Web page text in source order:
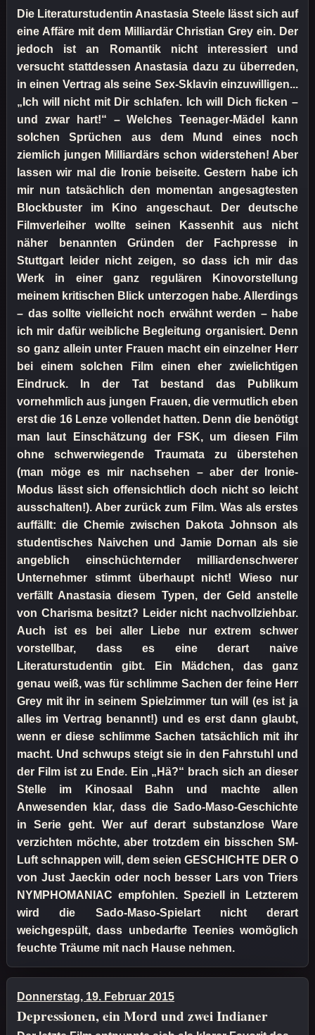
Die Literaturstudentin Anastasia Steele lässt sich auf
eine Affäre mit dem Milliardär Christian Grey ein. Der
jedoch ist an Romantik nicht interessiert und
versucht stattdessen Anastasia dazu zu überreden,
in einen Vertrag als seine Sex-Sklavin einzuwilligen...
„Ich will nicht mit Dir schlafen. Ich will Dich ficken –
und zwar hart!“ – Welches Teenager-Mädel kann
solchen Sprüchen aus dem Mund eines noch
ziemlich jungen Milliardärs schon widerstehen! Aber
lassen wir mal die Ironie beiseite. Gestern habe ich
mir nun tatsächlich den momentan angesagtesten
Blockbuster im Kino angeschaut. Der deutsche
Filmverleiher wollte seinen Kassenhit aus nicht
näher benannten Gründen der Fachpresse in
Stuttgart leider nicht zeigen, so dass ich mir das
Werk in einer ganz regulären Kinovorstellung
meinem kritischen Blick unterzogen habe. Allerdings
– das sollte vielleicht noch erwähnt werden – habe
ich mir dafür weibliche Begleitung organisiert. Denn
so ganz allein unter Frauen macht ein einzelner Herr
bei einem solchen Film einen eher zwielichtigen
Eindruck. In der Tat bestand das Publikum
vornehmlich aus jungen Frauen, die vermutlich eben
erst die 16 Lenze vollendet hatten. Denn die benötigt
man laut Einschätzung der FSK, um diesen Film
ohne schwerwiegende Traumata zu überstehen
(man möge es mir nachsehen – aber der Ironie-
Modus lässt sich offensichtlich doch nicht so leicht
ausschalten!). Aber zurück zum Film. Was als erstes
auffällt: die Chemie zwischen Dakota Johnson als
studentisches Naivchen und Jamie Dornan als sie
angeblich einschüchternder milliardenschwerer
Unternehmer stimmt überhaupt nicht! Wieso nur
verfällt Anastasia diesem Typen, der Geld anstelle
von Charisma besitzt? Leider nicht nachvollziehbar.
Auch ist es bei aller Liebe nur extrem schwer
vorstellbar, dass es eine derart naive
Literaturstudentin gibt. Ein Mädchen, das ganz
genau weiß, was für schlimme Sachen der feine Herr
Grey mit ihr in seinem Spielzimmer tun will (es ist ja
alles im Vertrag benannt!) und es erst dann glaubt,
wenn er diese schlimme Sachen tatsächlich mit ihr
macht. Und schwups steigt sie in den Fahrstuhl und
der Film ist zu Ende. Ein „Hä?“ brach sich an dieser
Stelle im Kinosaal Bahn und machte allen
Anwesenden klar, dass die Sado-Maso-Geschichte
in Serie geht. Wer auf derart substanzlose Ware
verzichten möchte, aber trotzdem ein bisschen SM-
Luft schnappen will, dem seien GESCHICHTE DER O
von Just Jaeckin oder noch besser Lars von Triers
NYMPHOMANIAC empfohlen. Speziell in Letzterem
wird die Sado-Maso-Spielart nicht derart
weichgespült, dass unbedarfte Teenies womöglich
feuchte Träume mit nach Hause nehmen.
Donnerstag, 19. Februar 2015
Depressionen, ein Mord und zwei Indianer